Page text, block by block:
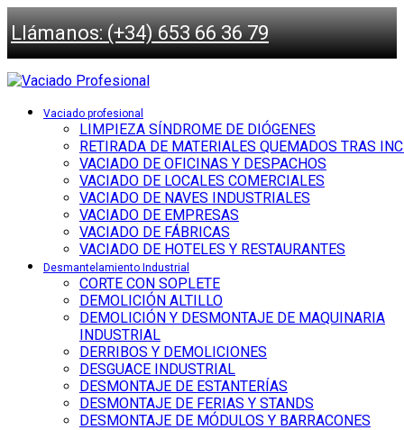
Llámanos: (+34) 653 66 36 79
Vaciado profesional
LIMPIEZA SÍNDROME DE DIÓGENES
RETIRADA DE MATERIALES QUEMADOS TRAS
VACIADO DE OFICINAS Y DESPACHOS
VACIADO DE LOCALES COMERCIALES
VACIADO DE NAVES INDUSTRIALES
VACIADO DE EMPRESAS
VACIADO DE FÁBRICAS
VACIADO DE HOTELES Y RESTAURANTES
Desmantelamiento Industrial
CORTE CON SOPLETE
DEMOLICIÓN ALTILLO
DEMOLICIÓN Y DESMONTAJE DE MAQUINARIA
INDUSTRIAL
DERRIBOS Y DEMOLICIONES
DESGUACE INDUSTRIAL
DESMONTAJE DE ESTANTERÍAS
DESMONTAJE DE FERIAS Y STANDS
DESMONTAJE DE MÓDULOS Y BARRACONES